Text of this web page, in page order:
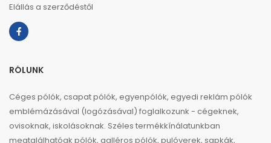
Elállás a szerződéstől
RÓLUNK
Céges pólók, csapat pólók, egyenpólók, egyedi reklám pólók
emblémázásával (logózásával) foglalkozunk - cégeknek,
ovisoknak, iskolásoknak. Széles termékkínálatunkban
megtalálhatóak pólók, galléros pólók, pulóverek, sapkák,